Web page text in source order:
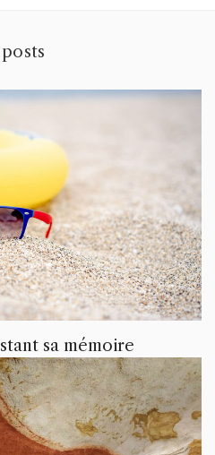
sa mémoire